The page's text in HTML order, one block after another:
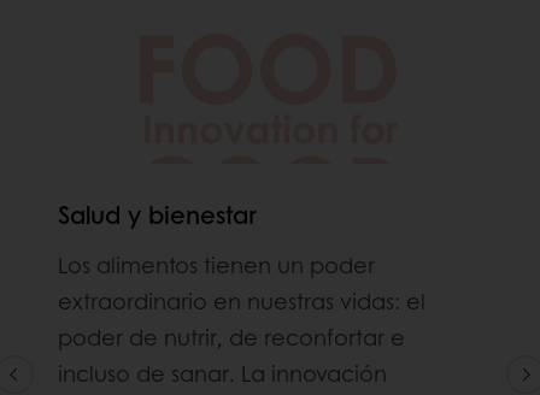
Salud y bienestar
Los alimentos tienen un poder
extraordinario en nuestras vidas: el
poder de nutrir, de reconfortar e
incluso de sanar. La innovación